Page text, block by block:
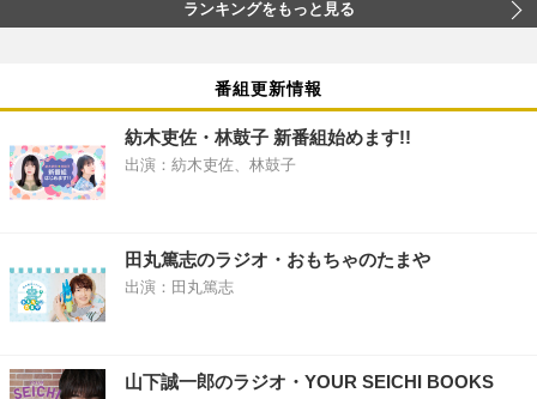
ランキングをもっと見る
番組更新情報
紡木吏佐・林鼓子 新番組始めます!!
出演：紡木吏佐、林鼓子
田丸篤志のラジオ・おもちゃのたまや
出演：田丸篤志
山下誠一郎のラジオ・YOUR SEICHI BOOKS